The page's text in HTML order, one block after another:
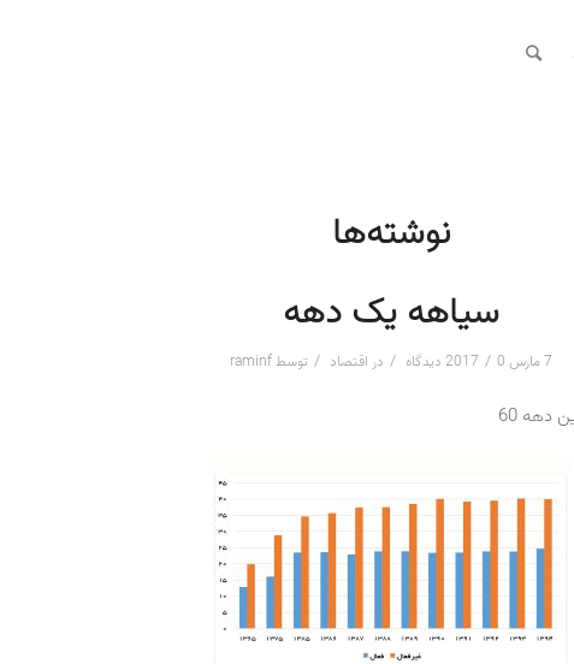
نوشته‌ها
سیاهه یک دهه
7 مارس 2017 / 0 دیدگاه / در اقتصاد / توسط raminf
60